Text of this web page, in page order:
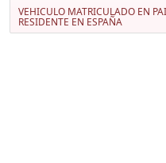
VEHICULO MATRICULADO EN
RESIDENTE EN ESPAÑA